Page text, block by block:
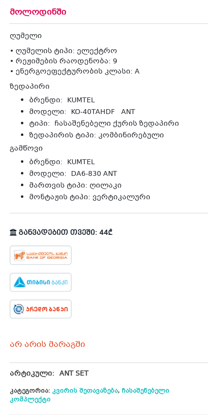
მოლოდინში
ღუმელი
• ღუმელის ტიპი: ელექტრო
• რეჟიმების რაოდენობა: 9
• ენერგოეფექტურობის კლასი: A
ზედაპირი
ბრენდი: KUMTEL
მოდელი: KO-40TAHDF ANT
ტიპი: ჩასაშენებელი ქურის ზედაპირი
ზედაპირის ტიპი: კომბინირებული
გამწოვი
ბრენდი: KUMTEL
მოდელი: DA6-830 ANT
მართვის ტიპი: ღილაკი
მონტაჟის ტიპი: ვერტიკალური
განვადებით თვეში: 44₾
არ არის მარაგში
არტიკული: ANT SET
კატეგორია: კვირის შეთავაზება, ჩასაშენებელი
კომპლექტი